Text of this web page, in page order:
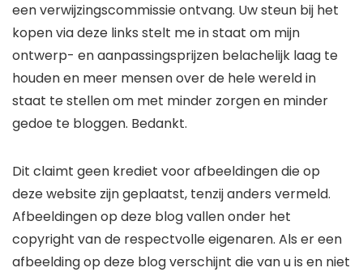
een verwijzingscommissie ontvang. Uw steun bij het
kopen via deze links stelt me in staat om mijn
ontwerp- en aanpassingsprijzen belachelijk laag te
houden en meer mensen over de hele wereld in
staat te stellen om met minder zorgen en minder
gedoe te bloggen. Bedankt.
Dit claimt geen krediet voor afbeeldingen die op
deze website zijn geplaatst, tenzij anders vermeld.
Afbeeldingen op deze blog vallen onder het
copyright van de respectvolle eigenaren. Als er een
afbeelding op deze blog verschijnt die van u is en niet